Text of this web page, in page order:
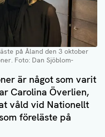
på Åland den 3 oktober
. Foto: Dan Sjöblom-
är något som varit
Carolina Överlien,
våld vid Nationellt
föreläste på